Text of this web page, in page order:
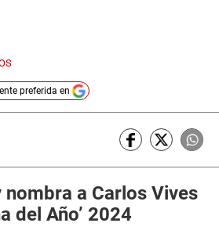
preferida en
nombra a Carlos Vives
del Año’ 2024